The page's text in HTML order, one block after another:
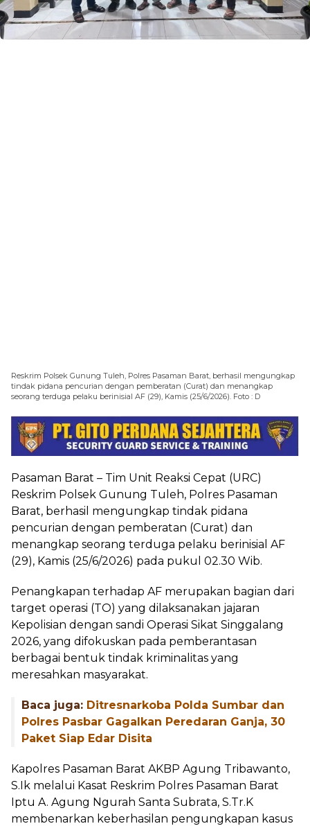
Reskrim Polsek Gunung Tuleh, Polres Pasaman Barat, berhasil mengungkap
tindak pidana pencurian dengan pemberatan (Curat) dan menangkap
seorang terduga pelaku berinisial AF (29), Kamis (25/6/2026). Foto : D
Pasaman Barat – Tim Unit Reaksi Cepat (URC)
Reskrim Polsek Gunung Tuleh, Polres Pasaman
Barat, berhasil mengungkap tindak pidana
pencurian dengan pemberatan (Curat) dan
menangkap seorang terduga pelaku berinisial AF
(29), Kamis (25/6/2026) pada pukul 02.30 Wib.
Penangkapan terhadap AF merupakan bagian dari
target operasi (TO) yang dilaksanakan jajaran
Kepolisian dengan sandi Operasi Sikat Singgalang
2026, yang difokuskan pada pemberantasan
berbagai bentuk tindak kriminalitas yang
meresahkan masyarakat.
Baca juga: Ditresnarkoba Polda Sumbar dan
Polres Pasbar Gagalkan Peredaran Ganja, 30
Paket Siap Edar Disita
Kapolres Pasaman Barat AKBP Agung Tribawanto,
S.Ik melalui Kasat Reskrim Polres Pasaman Barat
Iptu A. Agung Ngurah Santa Subrata, S.Tr.K
membenarkan keberhasilan pengungkapan kasus